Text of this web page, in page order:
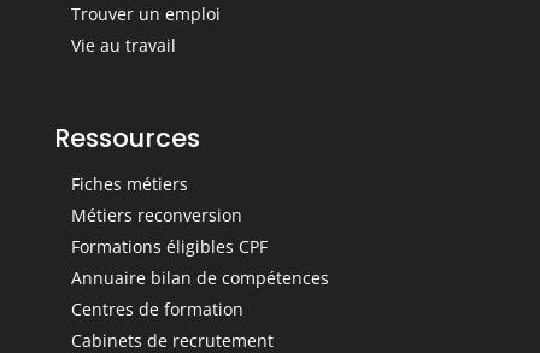
Trouver un emploi
Vie au travail
Ressources
Fiches métiers
Métiers reconversion
Formations éligibles CPF
Annuaire bilan de compétences
Centres de formation
Cabinets de recrutement